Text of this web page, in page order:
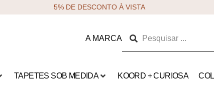
5% DE DESCONTO À VISTA
A MARCA
TAPETES SOB MEDIDA KOORD + CURIOSA